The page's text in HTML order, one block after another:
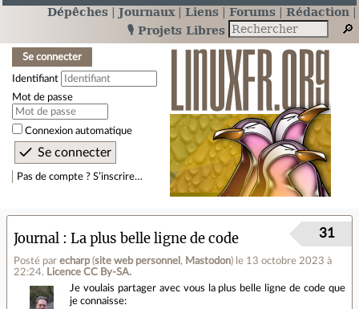
Dépêches Journaux Liens Forums
Rédaction
🎙️ Projets Libres
Se connecter
Identifiant
Mot de passe
Connexion automatique
Pas de compte ? S’inscrire…
Journal La plus belle ligne de code
Posté par echarp(site web personnel , Mastodon) le 13 octobre 2023 à
22:24. Licence CC By‑SA.
31
Je voulais partager avec vous la plus belle ligne de code que
je connaisse: